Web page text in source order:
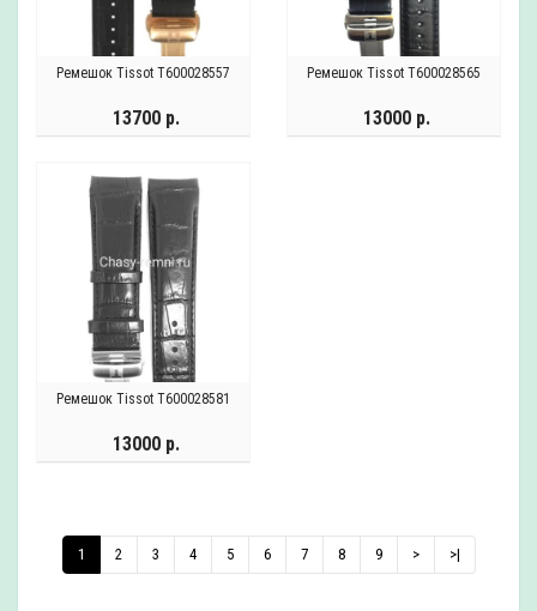
Ремешок Tissot T600028557
13700 р.
Ремешок Tissot T600028565
13000 р.
Ремешок Tissot T600028581
13000 р.
1 2 3 4 5 6 7 8 9 > >|